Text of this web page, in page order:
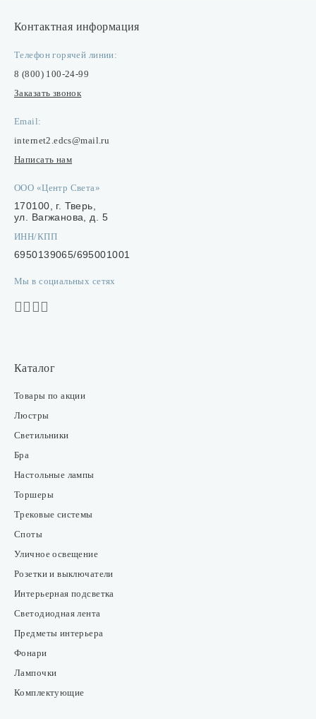
Контактная информация
Телефон горячей линии:
8 (800) 100-24-99
Заказать звонок
Email:
internet2.edcs@mail.ru
Написать нам
ООО «Центр Света»
170100, г. Тверь,
ул. Вагжанова, д. 5
ИНН/КПП
6950139065/695001001
Мы в социальных сетях
Каталог
Товары по акции
Люстры
Светильники
Бра
Настольные лампы
Торшеры
Трековые системы
Споты
Уличное освещение
Розетки и выключатели
Интерьерная подсветка
Светодиодная лента
Предметы интерьера
Фонари
Лампочки
Комплектующие